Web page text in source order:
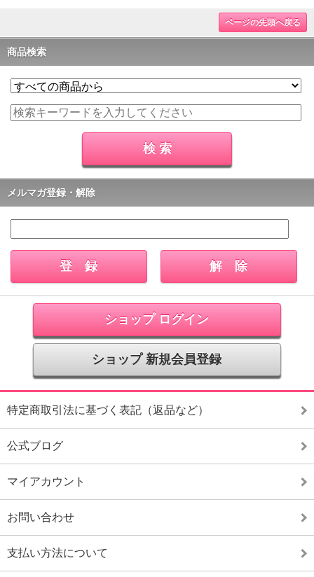
ページの先頭へ戻る
商品検索
メルマガ登録・解除
ショップ ログイン
ショップ 新規会員登録
特定商取引法に基づく表記（返品など）
公式ブログ
マイアカウント
お問い合わせ
支払い方法について